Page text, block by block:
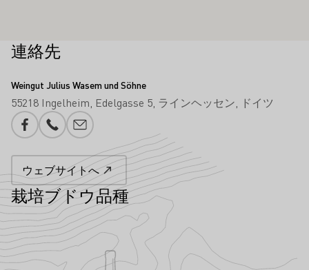
連絡先
Weingut Julius Wasem und Söhne
55218 Ingelheim Edelgasse 5 ラインヘッセン
ドイツ
Facebook電話番号メール追加
ウェブサイトへ
栽培ブドウ品種